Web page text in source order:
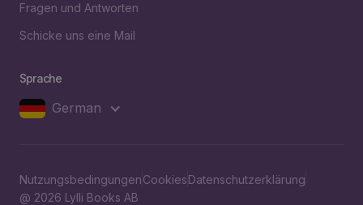
Fragen und Antworten
Schicke uns eine Mail
Sprache
German
NutzungsbedingungenCookiesDatenschutzerklärung
@ 2026 Lylli Books AB